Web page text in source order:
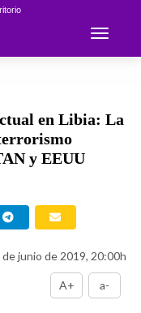
Toggle
en Libia: La
y EEUU
de junio de 2019, 20:00h
A+ a-